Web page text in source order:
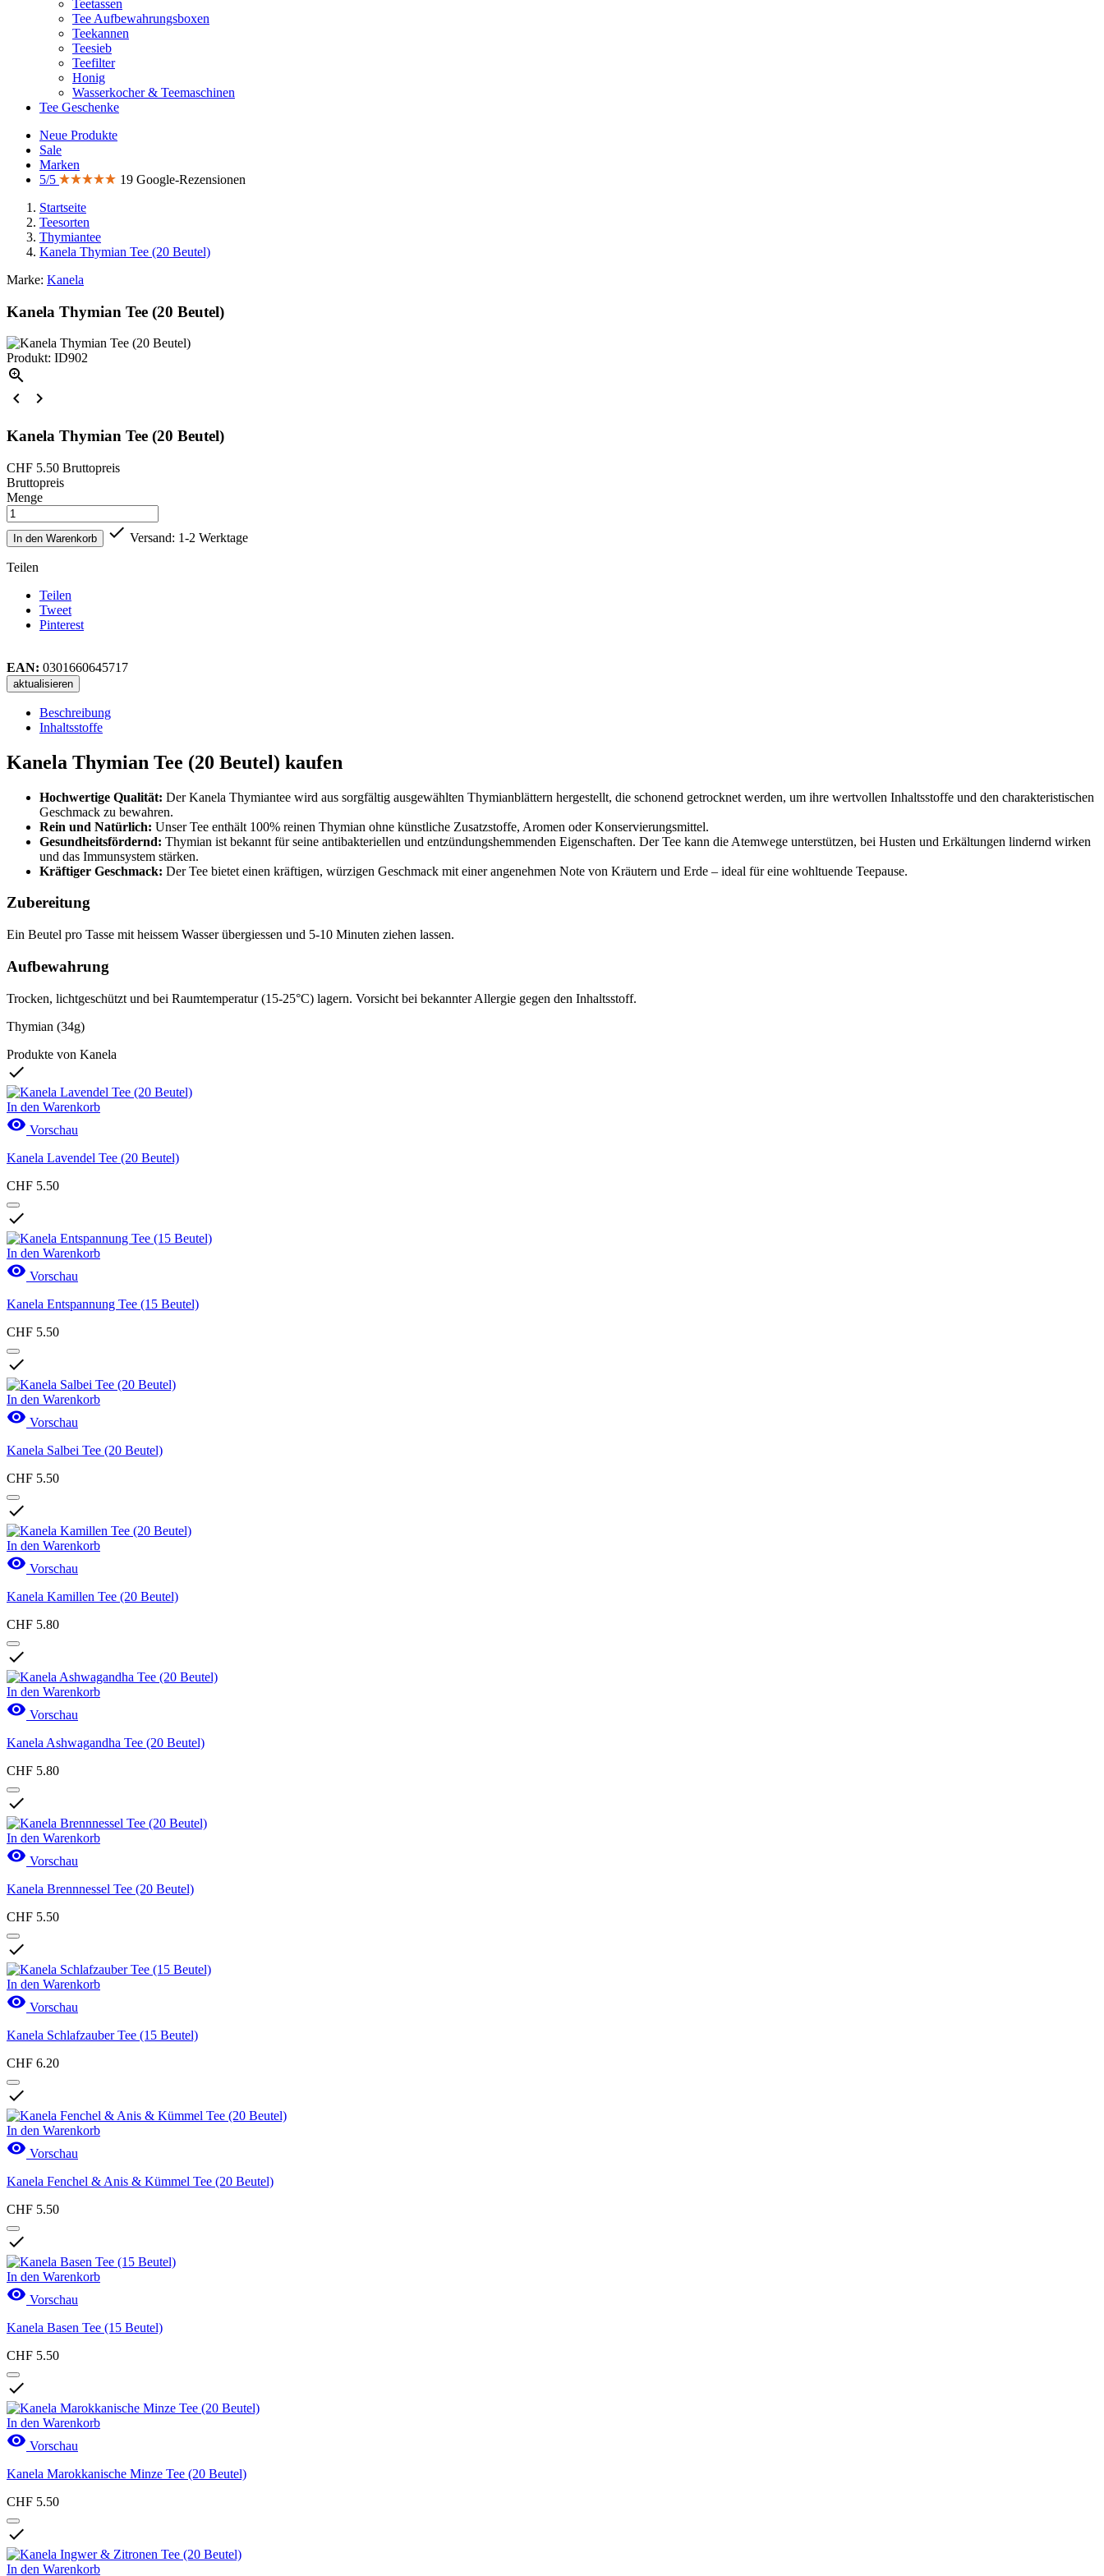
Teetassen
Tee Aufbewahrungsboxen
Teekannen
Teesieb
Teefilter
Honig
Wasserkocher & Teemaschinen
Tee Geschenke
Neue Produkte
Sale
Marken
5/5
19 Google-Rezensionen
Startseite
Teesorten
Thymiantee
Kanela Thymian Tee (20 Beutel)
Marke: Kanela
Kanela Thymian Tee (20 Beutel)
Produkt: ID902



Kanela Thymian Tee (20 Beutel)
CHF 5.50 Bruttopreis
Bruttopreis
Menge
In den Warenkorb  Versand: 1-2 Werktage
Teilen
Teilen
Tweet
Pinterest
EAN: 0301660645717
Beschreibung
Inhaltsstoffe
Kanela Thymian Tee (20 Beutel) kaufen
Hochwertige Qualität: Der Kanela Thymiantee wird aus sorgfältig ausgewählten Thymianblättern hergestellt, die schonend getrocknet werden, um ihre wertvollen Inhaltsstoffe und den charakteristischen
Geschmack zu bewahren.
Rein und Natürlich: Unser Tee enthält 100% reinen Thymian ohne künstliche Zusatzstoffe, Aromen oder Konservierungsmittel.
Gesundheitsfördernd: Thymian ist bekannt für seine antibakteriellen und entzündungshemmenden Eigenschaften. Der Tee kann die Atemwege unterstützen, bei Husten und Erkältungen lindernd wirken
und das Immunsystem stärken.
Kräftiger Geschmack: Der Tee bietet einen kräftigen, würzigen Geschmack mit einer angenehmen Note von Kräutern und Erde – ideal für eine wohltuende Teepause.
Zubereitung
Ein Beutel pro Tasse mit heissem Wasser übergiessen und 5-10 Minuten ziehen lassen.
Aufbewahrung
Trocken, lichtgeschützt und bei Raumtemperatur (15-25°C) lagern. Vorsicht bei bekannter Allergie gegen den Inhaltsstoff.
Thymian (34g)
Produkte von Kanela

In den Warenkorb
 Vorschau
Kanela Lavendel Tee (20 Beutel)
CHF 5.50

In den Warenkorb
 Vorschau
Kanela Entspannung Tee (15 Beutel)
CHF 5.50

In den Warenkorb
 Vorschau
Kanela Salbei Tee (20 Beutel)
CHF 5.50

In den Warenkorb
 Vorschau
Kanela Kamillen Tee (20 Beutel)
CHF 5.80

In den Warenkorb
 Vorschau
Kanela Ashwagandha Tee (20 Beutel)
CHF 5.80

In den Warenkorb
 Vorschau
Kanela Brennnessel Tee (20 Beutel)
CHF 5.50

In den Warenkorb
 Vorschau
Kanela Schlafzauber Tee (15 Beutel)
CHF 6.20

In den Warenkorb
 Vorschau
Kanela Fenchel & Anis & Kümmel Tee (20 Beutel)
CHF 5.50

In den Warenkorb
 Vorschau
Kanela Basen Tee (15 Beutel)
CHF 5.50

In den Warenkorb
 Vorschau
Kanela Marokkanische Minze Tee (20 Beutel)
CHF 5.50

In den Warenkorb